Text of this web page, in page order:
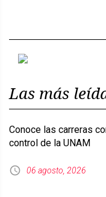
Las más
Conoce las carreras
control de la UNAM
06 agosto, 2026